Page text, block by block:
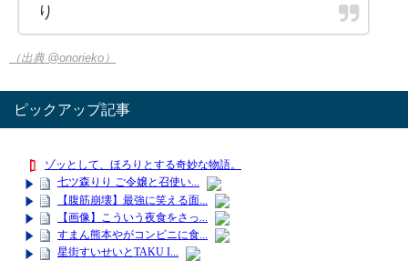
り
（出典 @onorieko）
ピックアップ記事